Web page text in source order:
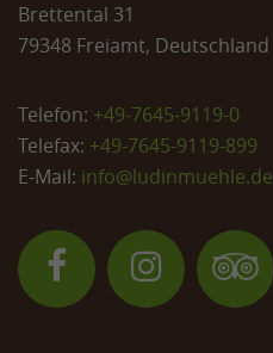
Brettental 31
79348 Freiamt, Deutschland
Telefon: +49-7645-9119-0
Telefax: +49-7645-9119-899
E-Mail: info@ludinmuehle.de